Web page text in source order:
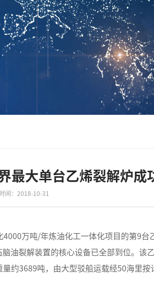
大单台乙烯裂解炉成
间：2018-10-31
万吨/年炼油化工一体化项目的第9
油裂解装置的核心设备已全部到位。该
约3689吨，由大型驳船运载经50海里按